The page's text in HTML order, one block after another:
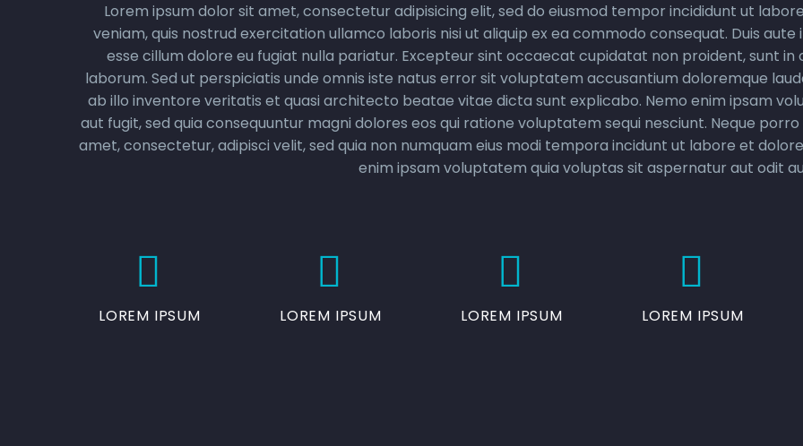
Lorem ipsum dolor sit amet, consectetur adipisicing elit, sed do eiusmod tempor incididunt ut
veniam, quis nostrud exercitation ullamco laboris nisi ut aliquip ex ea commodo consequat. Duis
esse cillum dolore eu fugiat nulla pariatur. Excepteur sint occaecat cupidatat non proident, sunt
laborum. Sed ut perspiciatis unde omnis iste natus error sit voluptatem accusantium doloremque
ab illo inventore veritatis et quasi architecto beatae vitae dicta sunt explicabo. Nemo enim ipsam
aut fugit, sed quia consequuntur magni dolores eos qui ratione voluptatem sequi nesciunt. Neque
amet, consectetur, adipisci velit, sed quia non numquam eius modi tempora incidunt ut labore et
enim ipsam voluptatem quia voluptas sit aspernatur aut odit


LOREM IPSUM


LOREM IPSUM


LOREM IPSUM


LOREM IPSUM